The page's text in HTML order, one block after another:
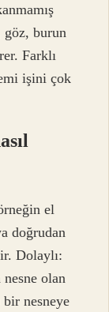
burun
Farklı
işini çok
el
doğrudan
Dolaylı:
olan
nesneye